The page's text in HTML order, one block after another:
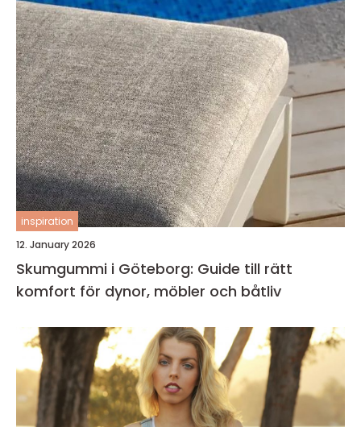
inspiration
12. January 2026
Skumgummi i Göteborg: Guide till rätt
komfort för dynor, möbler och båtliv